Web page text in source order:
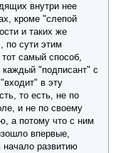
внутри нее
кроме "слепой
и таких же
по сути этим
самый способ,
каждый "подписант" с
в эту
то есть, не по
и не по своему
а потому что с ним
впервые,
начало развитию